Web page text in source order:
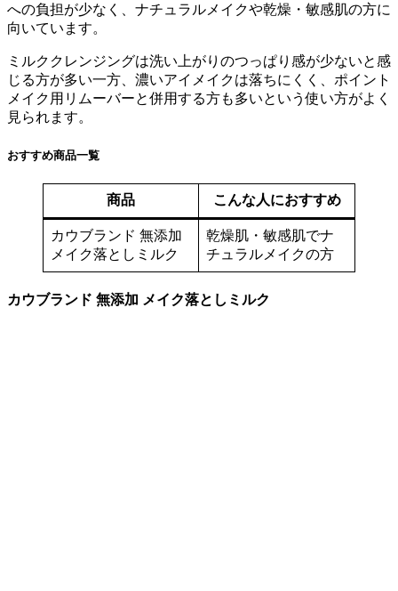
への負担が少なく、ナチュラルメイクや乾燥・敏感肌の方に
向いています。
ミルククレンジングは洗い上がりのつっぱり感が少ないと感
じる方が多い一方、濃いアイメイクは落ちにくく、ポイント
メイク用リムーバーと併用する方も多いという使い方がよく
見られます。
おすすめ商品一覧
商品 こんな人におすすめ
カウブランド 無添加
メイク落としミルク
乾燥肌・敏感肌でナ
チュラルメイクの方
カウブランド 無添加 メイク落としミルク